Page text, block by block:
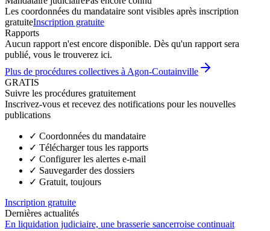
Les coordonnées du mandataire sont visibles après inscription
gratuiteInscription gratuite
Rapports
Aucun rapport n'est encore disponible. Dès qu'un rapport sera
publié, vous le trouverez ici.
Plus de procédures collectives à Agon-Coutainville
GRATIS
Suivre les procédures gratuitement
Inscrivez-vous et recevez des notifications pour les nouvelles
publications
✓ Coordonnées du mandataire
✓ Télécharger tous les rapports
✓ Configurer les alertes e-mail
✓ Sauvegarder des dossiers
✓ Gratuit, toujours
Inscription gratuite
Dernières actualités
En liquidation judiciaire, une brasserie sancerroise continuait